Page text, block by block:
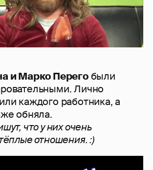
и Марко Перегобыли
Лично
каждого работника, а
обняла.
что у них очень
отношения. :)